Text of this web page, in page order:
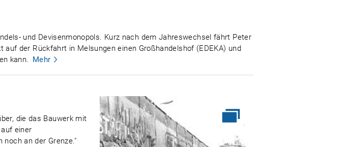
und Devisenmonopols. Kurz nach dem Jahreswechsel fährt Peter
der Rückfahrt in Melsungen einen Großhandelshof (EDEKA) und
kann. Mehr
die das Bauwerk mit
einer
noch an der Grenze."